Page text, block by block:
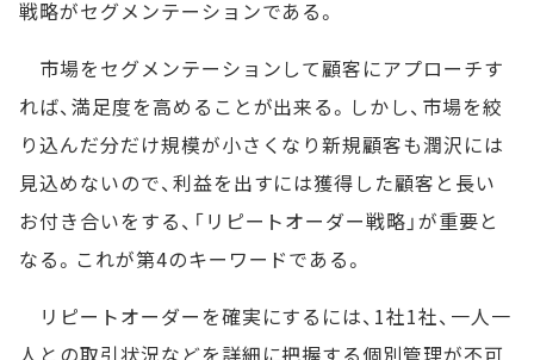
戦略がセグメンテーションである。
市場をセグメンテーションして顧客にアプローチす
れば、満足度を高めることが出来る。しかし、市場を絞
り込んだ分だけ規模が小さくなり新規顧客も潤沢には
見込めないので、利益を出すには獲得した顧客と長い
お付き合いをする、「リピートオーダー戦略」が重要と
なる。これが第4のキーワードである。
リピートオーダーを確実にするには、1社1社、一人一
人との取引状況などを詳細に把握する個別管理が不可